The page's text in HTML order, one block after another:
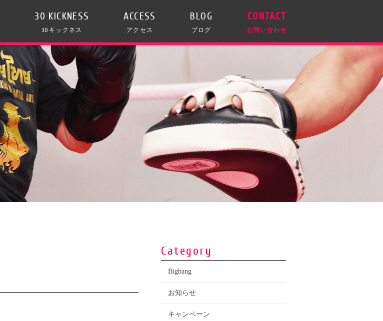
30 KICKNESS
30キックネス
ACCESS
アクセス
BLOG
ブログ
CONTACT
お問い合わせ
Category
Bigbang
お知らせ
キャンペーン